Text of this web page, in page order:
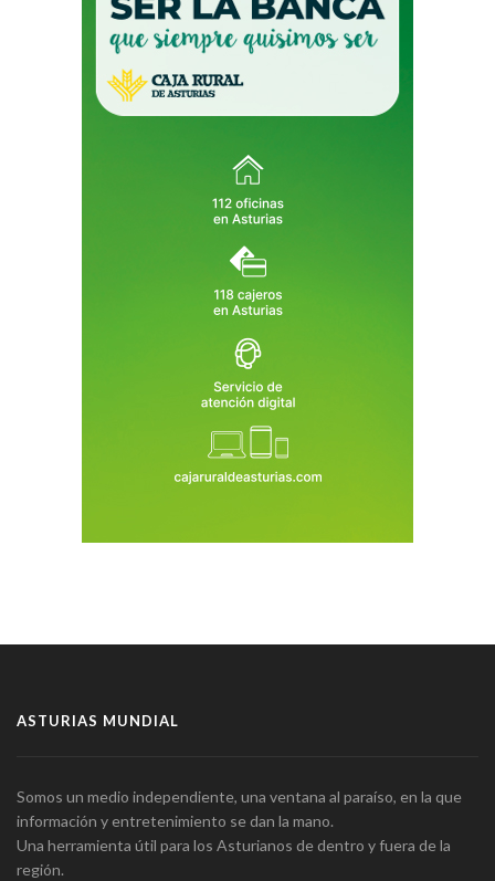
ASTURIAS MUNDIAL
Somos un medio independiente, una ventana al paraíso, en la que
información y entretenimiento se dan la mano.
Una herramienta útil para los Asturianos de dentro y fuera de la
región.